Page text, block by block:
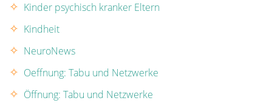
Kinder psychisch kranker Eltern
Kindheit
NeuroNews
Oeffnung: Tabu und Netzwerke
Öffnung: Tabu und Netzwerke